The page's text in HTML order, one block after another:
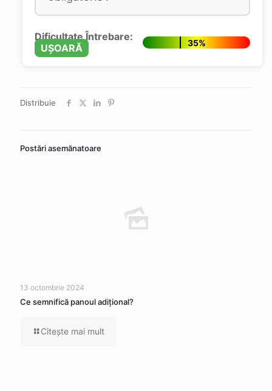
Dificultate Întrebare:
UȘOARĂ
35%
Distribuie
Postări asemănatoare
13 octombrie 2024
Ce semnifică panoul adițional?
Citeşte mai mult